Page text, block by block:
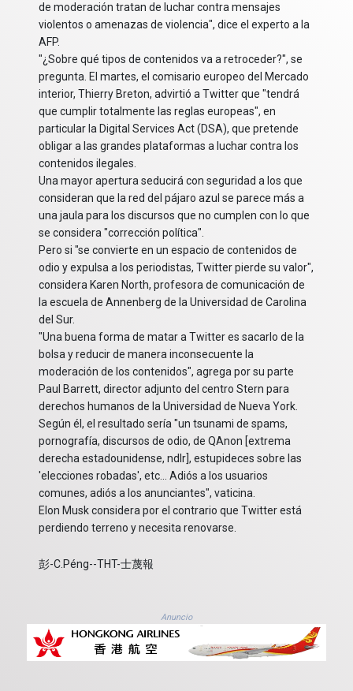
de moderación tratan de luchar contra mensajes
violentos o amenazas de violencia", dice el experto a la
AFP.
"¿Sobre qué tipos de contenidos va a retroceder?", se
pregunta. El martes, el comisario europeo del Mercado
interior, Thierry Breton, advirtió a Twitter que "tendrá
que cumplir totalmente las reglas europeas", en
particular la Digital Services Act (DSA), que pretende
obligar a las grandes plataformas a luchar contra los
contenidos ilegales.
Una mayor apertura seducirá con seguridad a los que
consideran que la red del pájaro azul se parece más a
una jaula para los discursos que no cumplen con lo que
se considera "corrección política".
Pero si "se convierte en un espacio de contenidos de
odio y expulsa a los periodistas, Twitter pierde su valor",
considera Karen North, profesora de comunicación de
la escuela de Annenberg de la Universidad de Carolina
del Sur.
"Una buena forma de matar a Twitter es sacarlo de la
bolsa y reducir de manera inconsecuente la
moderación de los contenidos", agrega por su parte
Paul Barrett, director adjunto del centro Stern para
derechos humanos de la Universidad de Nueva York.
Según él, el resultado sería "un tsunami de spams,
pornografía, discursos de odio, de QAnon [extrema
derecha estadounidense, ndlr], estupideces sobre las
'elecciones robadas', etc... Adiós a los usuarios
comunes, adiós a los anunciantes", vaticina.
Elon Musk considera por el contrario que Twitter está
perdiendo terreno y necesita renovarse.
彭-C.Péng--THT-士蔑報
Anuncio